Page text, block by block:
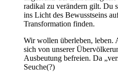
radikal zu verändern gilt. Du
ins Licht des Bewusstseins
Transformation finden.
Wir wollen überleben, leben.
sich von unserer
Ausbeutung befreien. Da
Seuche(?)